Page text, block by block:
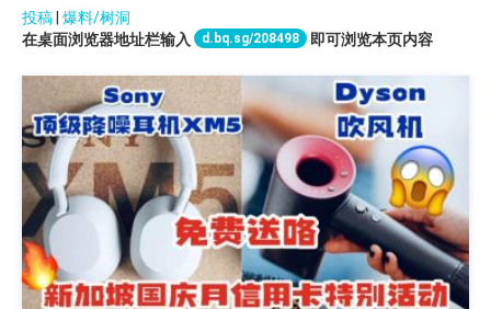
投稿 爆料/树洞
在桌面浏览器地址栏输入
d.bq.sg/208498 即可浏览本页内容